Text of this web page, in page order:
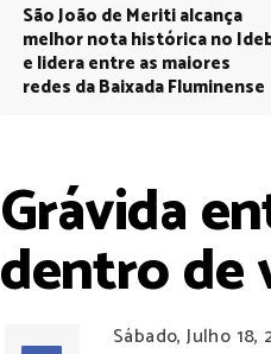
São João de Meriti alcança
melhor nota histórica no
e lidera entre as maiores
redes da Baixada Fluminense
Grávida
dentro de
Sábado, Julho 18,